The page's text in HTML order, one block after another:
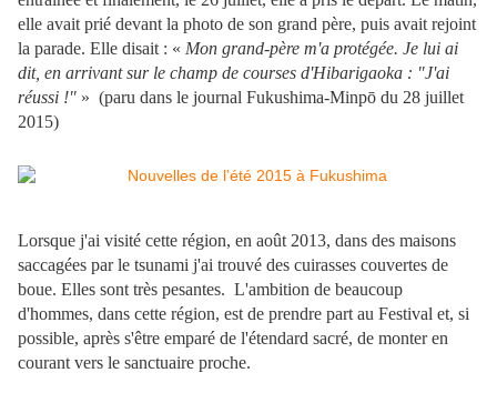
elle avait prié devant la photo de son grand père, puis avait rejoint
la parade. Elle disait : « Mon grand-père m'a protégée. Je lui ai
dit, en arrivant sur le champ de courses d'Hibarigaoka : "J'ai
réussi !" » (paru dans le journal Fukushima-Minpō du 28 juillet
2015)
Lorsque j'ai visité cette région, en août 2013, dans des maisons
saccagées par le tsunami j'ai trouvé des cuirasses couvertes de
boue. Elles sont très pesantes. L'ambition de beaucoup
d'hommes, dans cette région, est de prendre part au Festival et, si
possible, après s'être emparé de l'étendard sacré, de monter en
courant vers le sanctuaire proche.